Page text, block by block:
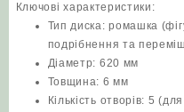
Ключові характеристики:
Тип диска: ромашка
подрібнення та
Діаметр: 620 мм
Товщина: 6 мм
Кількість отворів: 5